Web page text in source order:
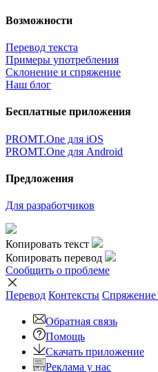
Возможности
Перевод текста
Примеры употребления
Склонение и спряжение
Наш блог
Бесплатные приложения
PROMT.One для iOS
PROMT.One для Android
Предложения
Для разработчиков
Копировать текст
Копировать перевод
Сообщить о проблеме
Перевод Контексты Спряжение
Обратная связь
Помощь
Скачать приложение
Реклама у нас